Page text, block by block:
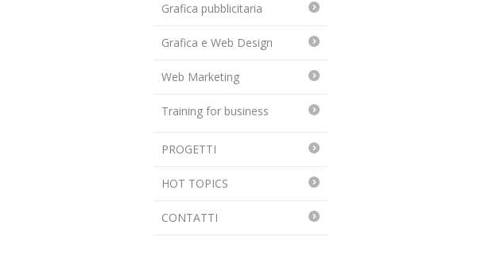
Grafica pubblicitaria
Grafica e Web Design
Web Marketing
Training for business
PROGETTI
HOT TOPICS
CONTATTI